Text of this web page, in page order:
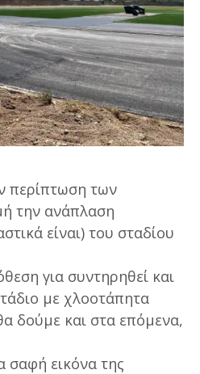
περίπτωση των
την ανάπλαση
είναι) του σταδίου
για συντηρηθεί και
με χλοοτάπητα
δούμε και στα επόμενα,
σαφή εικόνα της